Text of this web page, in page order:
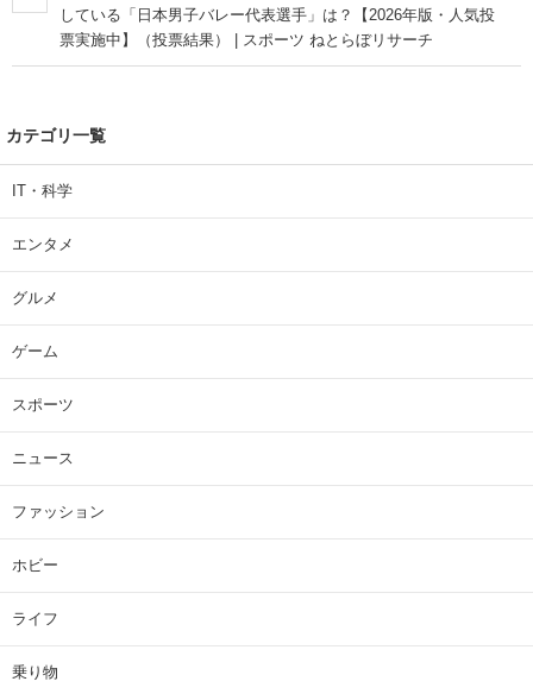
している「日本男子バレー代表選手」は？【2026年版・人気投
票実施中】（投票結果） | スポーツ ねとらぼリサーチ
カテゴリ一覧
IT・科学
エンタメ
グルメ
ゲーム
スポーツ
ニュース
ファッション
ホビー
ライフ
乗り物